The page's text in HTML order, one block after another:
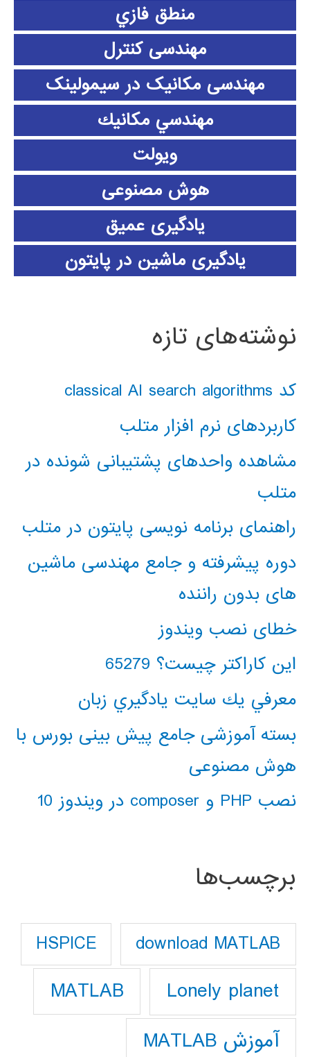
منطق فازي
مهندسی کنترل
مهندسی مکانیک در سیمولینک
مهندسي مكانيك
ویولت
هوش مصنوعی
یادگیری عمیق
یادگیری ماشین در پایتون
نوشته‌های تازه
کد classical AI search algorithms
کاربردهای نرم افزار متلب
مشاهده واحدهای پشتیبانی شونده در
متلب
راهنمای برنامه نویسی پایتون در متلب
دوره پیشرفته و جامع مهندسی ماشین
های بدون راننده
خطای نصب ویندوز
این کاراکتر چیست؟ 65279
معرفي يك سايت يادگيري زبان
بسته آموزشی جامع پیش بینی بورس با
هوش مصنوعی
نصب PHP و composer در ویندوز 10
برچسب‌ها
download MATLAB
HSPICE
Lonely planet
MATLAB
آموزش MATLAB